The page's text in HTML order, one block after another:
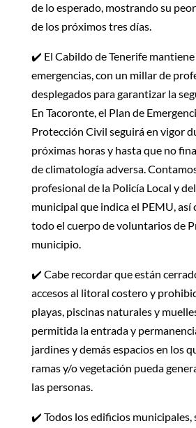
de lo esperado, mostrando su
de los próximos tres días.
✔️ El Cabildo de Tenerife
emergencias, con un millar de
desplegados para garantizar la
En Tacoronte, el Plan de
Protección Civil seguirá en vigor
próximas horas y hasta que no
de climatología adversa.
profesional de la Policía Local y
municipal que indica el PEMU, así
todo el cuerpo de voluntarios de
municipio.
✔️ Cabe recordar que están
accesos al litoral costero y
playas, piscinas naturales y
permitida la entrada y
jardines y demás espacios en los
ramas y/o vegetación pueda
las personas.
✔️ Todos los edificios municipales,